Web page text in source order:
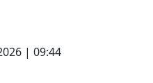
| 09:44